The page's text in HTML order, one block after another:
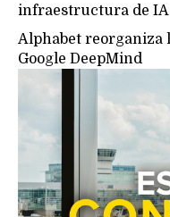
infraestructura de IA
Alphabet reorganiza
Google DeepMind